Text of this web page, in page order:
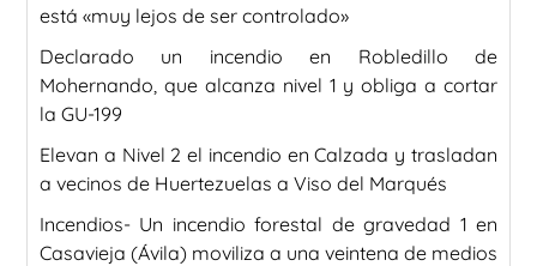
está «muy lejos de ser controlado»
Declarado un incendio en Robledillo de
Mohernando, que alcanza nivel 1 y obliga a cortar
la GU-199
Elevan a Nivel 2 el incendio en Calzada y trasladan
a vecinos de Huertezuelas a Viso del Marqués
Incendios- Un incendio forestal de gravedad 1 en
Casavieja (Ávila) moviliza a una veintena de medios